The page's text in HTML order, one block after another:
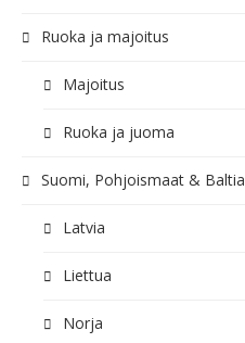
Ruoka ja majoitus
Majoitus
Ruoka ja juoma
Suomi, Pohjoismaat & Baltia
Latvia
Liettua
Norja